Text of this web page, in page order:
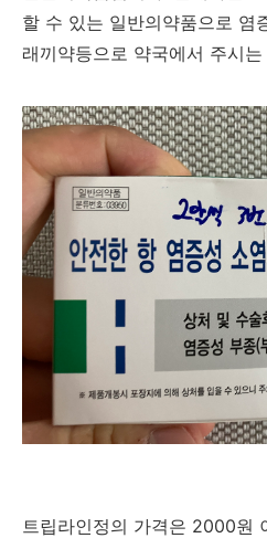
할 수 있는 일반의약품으로 염
래끼약등으로 약국에서 주시
트립라인정의 가격은 2000원